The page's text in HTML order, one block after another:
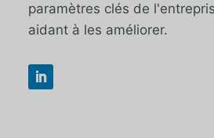
paramètres clés de
aidant à les améliorer.